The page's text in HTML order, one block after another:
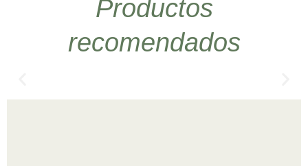
Productos
recomendados